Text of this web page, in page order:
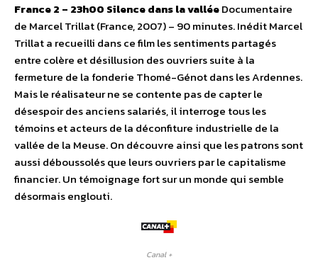
France 2 – 23h00 Silence dans la valléeDocumentaire
de Marcel Trillat (France, 2007) – 90 minutes. Inédit Marcel
Trillat a recueilli dans ce film les sentiments partagés
entre colère et désillusion des ouvriers suite à la
fermeture de la fonderie Thomé-Génot dans les Ardennes.
Mais le réalisateur ne se contente pas de capter le
désespoir des anciens salariés, il interroge tous les
témoins et acteurs de la déconfiture industrielle de la
vallée de la Meuse. On découvre ainsi que les patrons sont
aussi déboussolés que leurs ouvriers par le capitalisme
financier. Un témoignage fort sur un monde qui semble
désormais englouti.
Canal +